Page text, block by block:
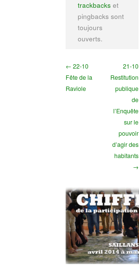
trackbacks et
pingbacks sont
toujours
ouverts.
← 22-10
Fête de la
Raviole
21-10
Restitution
publique
de
l’Enquête
sur le
pouvoir
d’agir des
habitants
→